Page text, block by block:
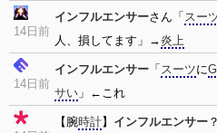
14日前
インフルエンサーさん「 スー
人、損してます」→炎上
14日前
インフルエンサー 「 スーツに
サい 」←これ
【腕時計】 インフルエンサー ？